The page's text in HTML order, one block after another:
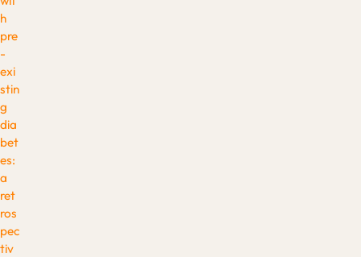
h
pre
-
exi
stin
g
dia
bet
es:
a
ret
ros
pec
tiv